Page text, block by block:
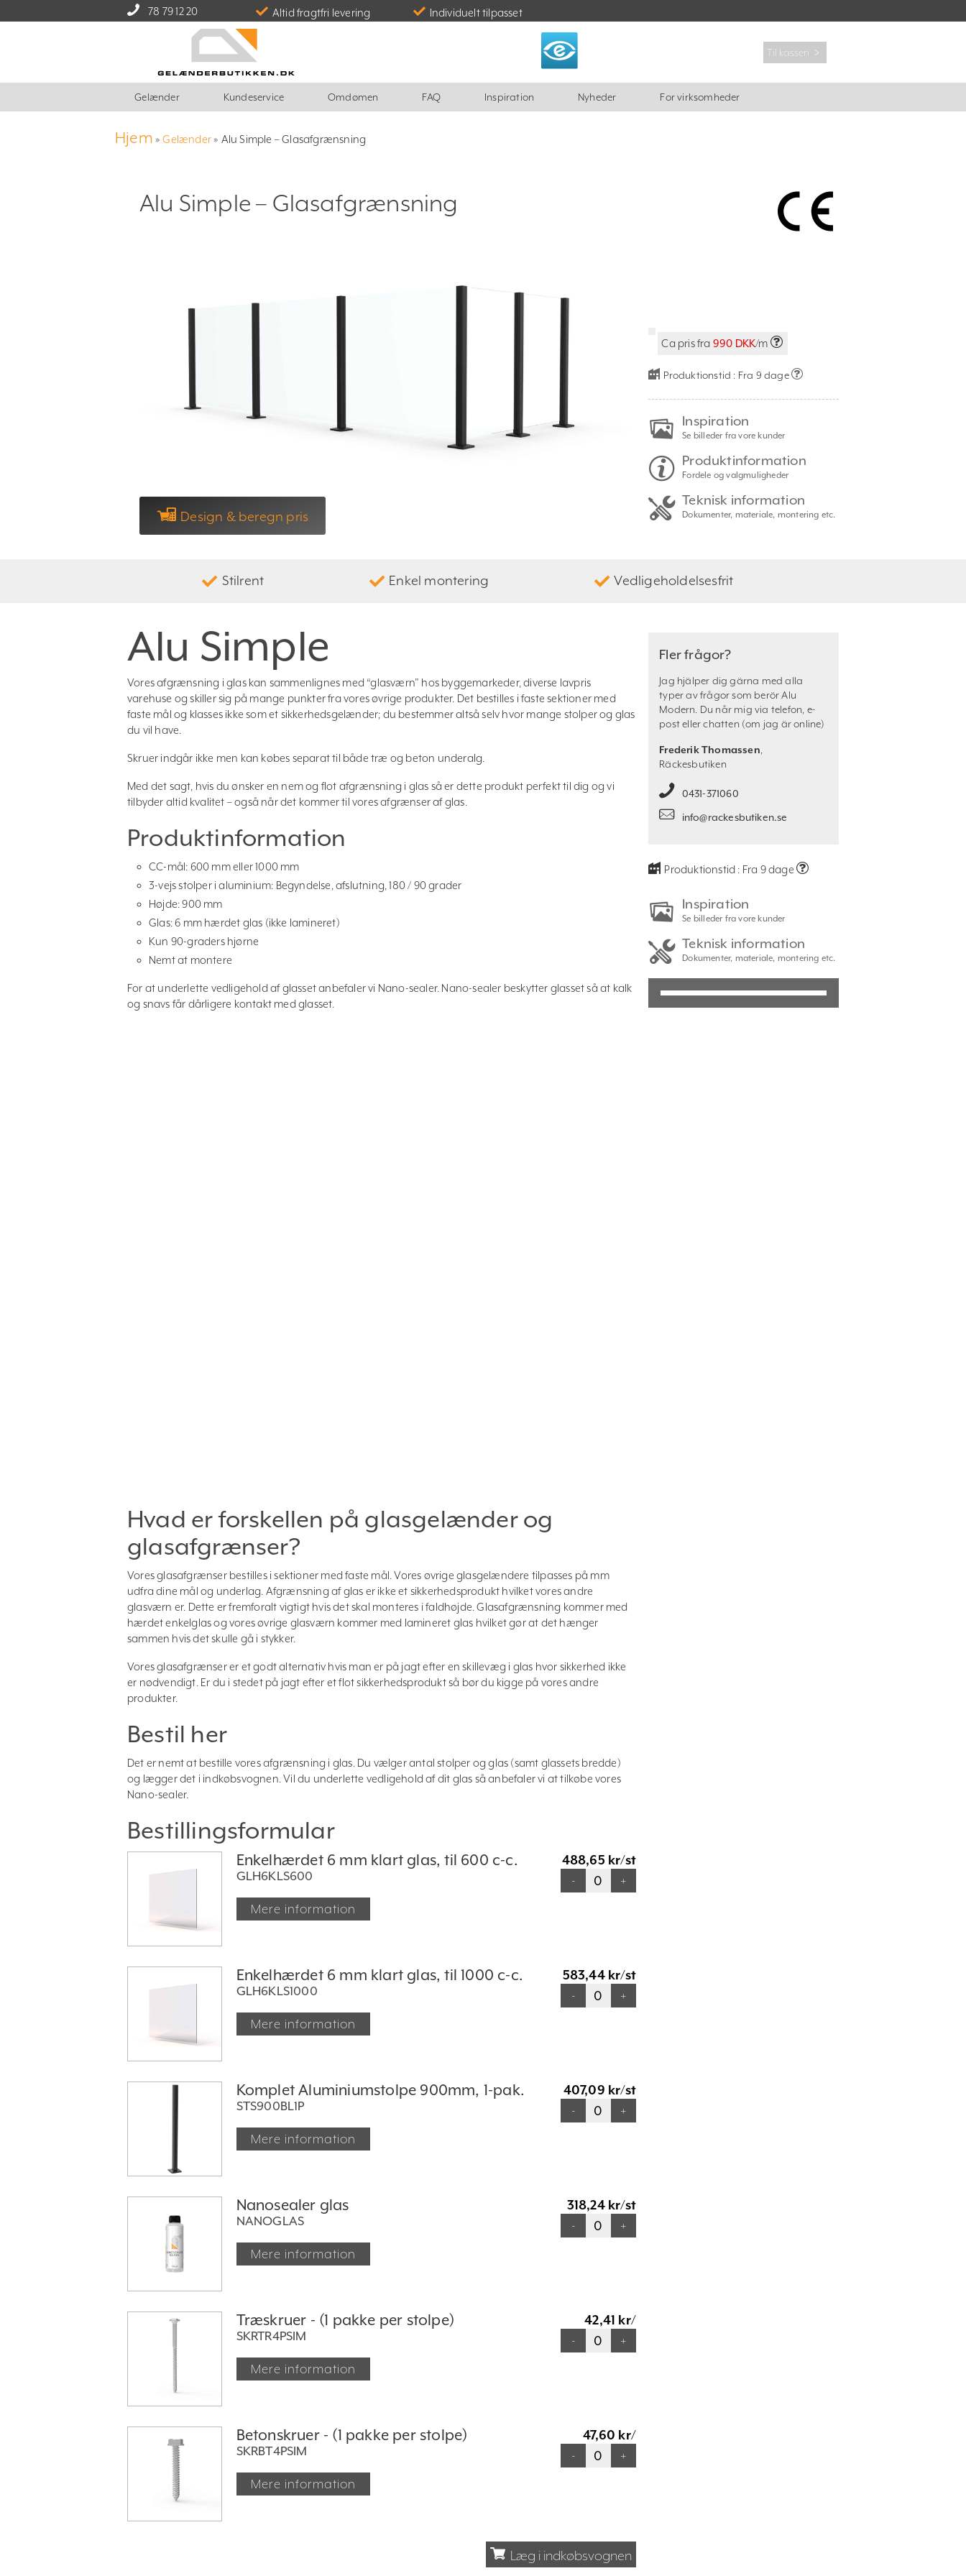
78 79 12 20 Altid fragtfri levering Individuelt tilpasset
Til kassen ﹥
Gelænder Kundeservice Omdømen FAQ Inspiration Nyheder For virksomheder
Hjem »Gelænder» Alu Simple – Glasafgrænsning
Alu Simple – Glasafgrænsning
Design & beregn pris
Ca pris fra 990 DKK/m
Produktionstid : Fra 9 dage
Inspiration
Se billeder fra vore kunder
Produktinformation
Fordele og valgmuligheder
Teknisk information
Dokumenter, materiale, montering etc.
Stilrent Enkel montering Vedligeholdelsesfrit
Alu Simple
Vores afgrænsning i glas kan sammenlignes med “glasværn” hos byggemarkeder, diverse lavpris
varehuse og skiller sig på mange punkter fra vores øvrige produkter. Det bestilles i faste sektioner med
faste mål og klasses ikke som et sikkerhedsgelænder; du bestemmer altså selv hvor mange stolper og glas
du vil have.
Skruer indgår ikke men kan købes separat til både træ og beton underalg.
Med det sagt, hvis du ønsker en nem og flot afgrænsning i glas så er dette produkt perfekt til dig og vi
tilbyder altid kvalitet – også når det kommer til vores afgrænser af glas.
Produktinformation
CC-mål: 600 mm eller 1000 mm
3-vejs stolper i aluminium: Begyndelse, afslutning, 180 / 90 grader
Højde: 900 mm
Glas: 6 mm hærdet glas (ikke lamineret)
Kun 90-graders hjørne
Nemt at montere
For at underlette vedligehold af glasset anbefaler vi Nano-sealer. Nano-sealer beskytter glasset så at kalk
og snavs får dårligere kontakt med glasset.
Hvad er forskellen på glasgelænder og
glasafgrænser?
Vores glasafgrænser bestilles i sektioner med faste mål. Vores øvrige glasgelændere tilpasses på mm
udfra dine mål og underlag. Afgrænsning af glas er ikke et sikkerhedsprodukt hvilket vores andre
glasværn er. Dette er fremforalt vigtigt hvis det skal monteres i faldhøjde. Glasafgrænsning kommer med
hærdet enkelglas og vores øvrige glasværn kommer med lamineret glas hvilket gør at det hænger
sammen hvis det skulle gå i stykker.
Vores glasafgrænser er et godt alternativ hvis man er på jagt efter en skillevæg i glas hvor sikkerhed ikke
er nødvendigt. Er du i stedet på jagt efter et flot sikkerhedsprodukt så bør du kigge på vores andre
produkter.
Bestil her
Det er nemt at bestille vores afgrænsning i glas. Du vælger antal stolper og glas (samt glassets bredde)
og lægger det i indkøbsvognen. Vil du underlette vedligehold af dit glas så anbefaler vi at tilkøbe vores
Nano-sealer.
Bestillingsformular
Enkelhærdet 6 mm klart glas, til 600 c-c.
GLH6KLS600
Mere information
488,65 kr/st
- +
Enkelhærdet 6 mm klart glas, til 1000 c-c.
GLH6KLS1000
Mere information
583,44 kr/st
- +
Komplet Aluminiumstolpe 900mm, 1-pak.
STS900BL1P
Mere information
407,09 kr/st
- +
Nanosealer glas
NANOGLAS
Mere information
318,24 kr/st
- +
Træskruer - (1 pakke per stolpe)
SKRTR4PSIM
Mere information
42,41 kr/
- +
Betonskruer - (1 pakke per stolpe)
SKRBT4PSIM
Mere information
47,60 kr/
- +
Læg i indkøbsvognen
Fler frågor?
Jag hjälper dig gärna med alla
typer av frågor som berör Alu
Modern. Du når mig via telefon, e-
post eller chatten (om jag är online)
Frederik Thomassen
Räckesbutiken
0431-371060
info@rackesbutiken.se
Produktionstid : Fra 9 dage
Inspiration
Se billeder fra vore kunder
Teknisk information
Dokumenter, materiale, montering etc.